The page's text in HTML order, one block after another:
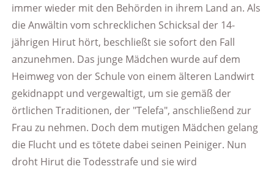
immer wieder mit den Behörden in ihrem Land an. Als
die Anwältin vom schrecklichen Schicksal der 14-
jährigen Hirut hört, beschließt sie sofort den Fall
anzunehmen. Das junge Mädchen wurde auf dem
Heimweg von der Schule von einem älteren Landwirt
gekidnappt und vergewaltigt, um sie gemäß der
örtlichen Traditionen, der "Telefa", anschließend zur
Frau zu nehmen. Doch dem mutigen Mädchen gelang
die Flucht und es tötete dabei seinen Peiniger. Nun
droht Hirut die Todesstrafe und sie wird